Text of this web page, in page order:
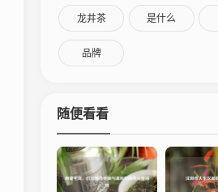
龙井茶 是什么
品牌
随便看看